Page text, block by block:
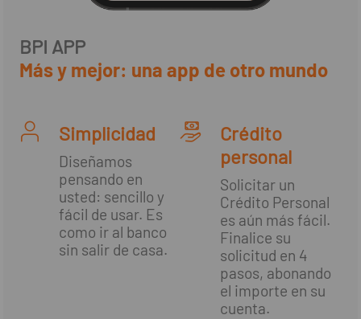
BPI APP
Más y mejor: una app de otro mundo
Simplicidad
Diseñamos
pensando en
usted: sencillo y
fácil de usar. Es
como ir al banco
sin salir de casa.
Crédito
personal
Solicitar un
Crédito Personal
es aún más fácil.
Finalice su
solicitud en 4
pasos, abonando
el importe en su
cuenta.